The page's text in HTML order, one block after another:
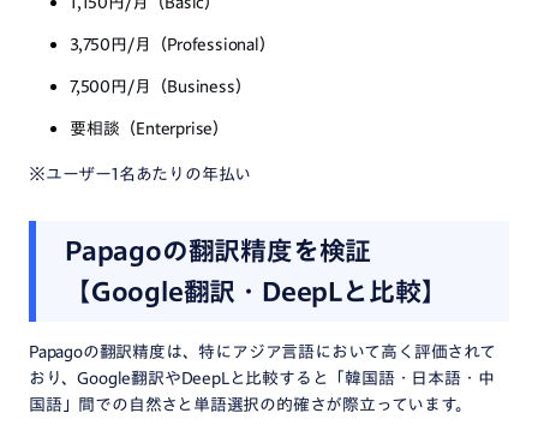
3,750円/月（Professional）
7,500円/月（Business）
要相談（Enterprise）
※ユーザー1名あたりの年払い
Papagoの翻訳精度を検証
【Google翻訳・DeepLと比較】
Papagoの翻訳精度は、特にアジア言語において高く評価されて
おり、Google翻訳やDeepLと比較すると「韓国語・日本語・中
国語」間での自然さと単語選択の的確さが際立っています。​